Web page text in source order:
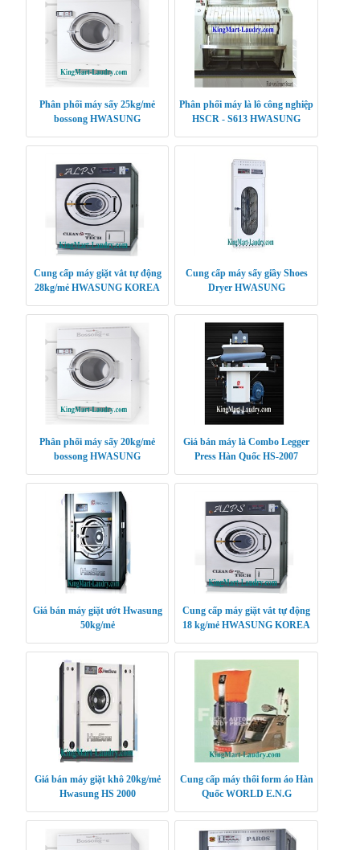
Phân phối máy sấy 25kg/mẻ
bossong HWASUNG
Phân phối máy là lô công nghiệp
HSCR - S613 HWASUNG
Cung cấp máy giặt vắt tự động
28kg/mẻ HWASUNG KOREA
Cung cấp máy sấy giầy Shoes
Dryer HWASUNG
Phân phối máy sấy 20kg/mẻ
bossong HWASUNG
Giá bán máy là Combo Legger
Press Hàn Quốc HS-2007
Giá bán máy giặt ướt Hwasung
50kg/mẻ
Cung cấp máy giặt vắt tự động
18 kg/mẻ HWASUNG KOREA
Giá bán máy giặt khô 20kg/mẻ
Hwasung HS 2000
Cung cấp máy thổi form áo Hàn
Quốc WORLD E.N.G